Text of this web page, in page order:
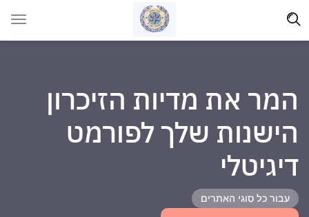
המר את מדיות הזיכרון
הישנות שלך לפורמט
דיגיטלי
עבור כל סוגי האתרים